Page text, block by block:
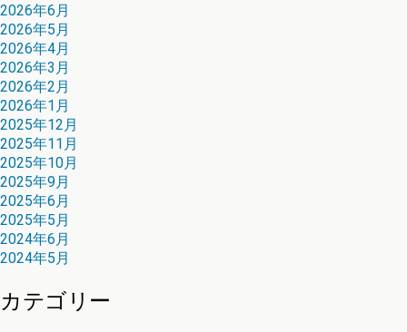
2026年6月
2026年5月
2026年4月
2026年3月
2026年2月
2026年1月
2025年12月
2025年11月
2025年10月
2025年9月
2025年6月
2025年5月
2024年6月
2024年5月
カテゴリー